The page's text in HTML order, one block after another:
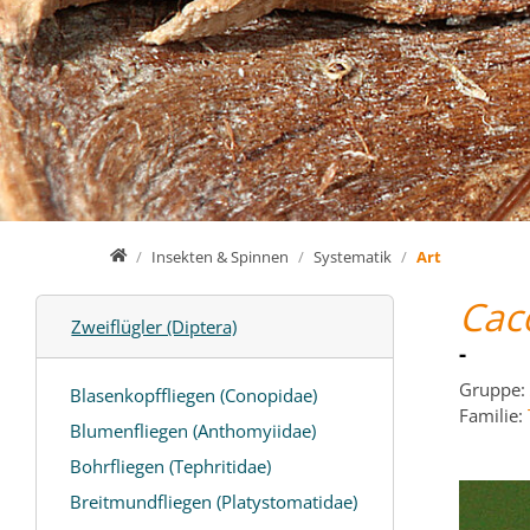
HomeInsekten & Spinnen Systematik Art
-
Gruppe:
Familie:
Zweiflügler (Diptera)
Blasenkopffliegen (Conopidae)
Blumenfliegen (Anthomyiidae)
Bohrfliegen (Tephritidae)
Breitmundfliegen (Platystomatidae)